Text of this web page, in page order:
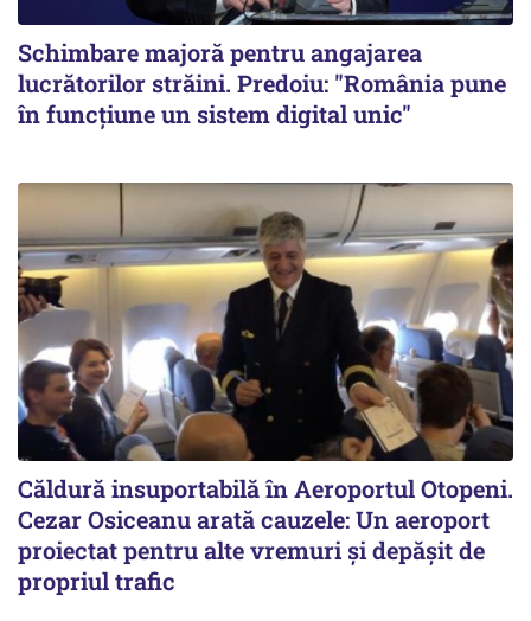
Schimbare majoră pentru angajarea
lucrătorilor străini. Predoiu: "România pune
în funcțiune un sistem digital unic"
Căldură insuportabilă în Aeroportul Otopeni.
Cezar Osiceanu arată cauzele: Un aeroport
proiectat pentru alte vremuri și depășit de
propriul trafic